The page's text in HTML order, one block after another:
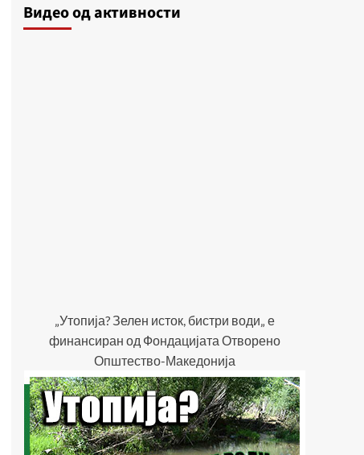
Видеo од активности
„Утопија? Зелен исток, бистри води„ е
финансиран од Фондацијата Отворено
Општество-Македонија